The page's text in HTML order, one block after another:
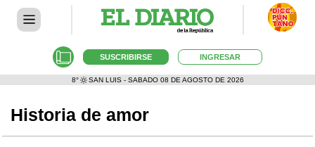
SUSCRIBIRSE INGRESAR
8° SAN LUIS - SABADO 08 DE AGOSTO DE 2026
Historia de amor